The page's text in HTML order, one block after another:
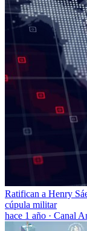
Ratifican a Henry
cúpula militar
hace 1 año · Canal